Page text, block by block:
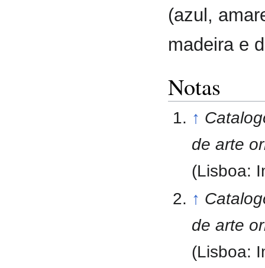
(azul,
madeira e
Notas
↑
de arte
(Lisboa:
↑
de arte
(Lisboa: